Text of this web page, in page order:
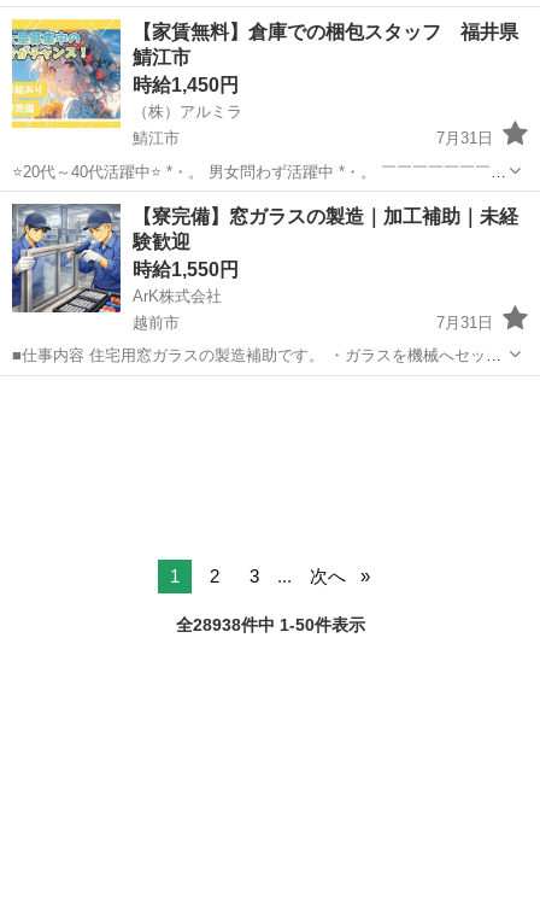
◎便利な生活備品付き♪／未経験OK《お仕事No.8A053》 お仕事につい
て チケットやラベルシールに使用される感熱紙（サーマルペーパー）
の製造マシンオペレー...
福井 坂井市 大関駅 その他
【家賃無料】倉庫での梱包スタッフ 福井県
鯖江市
時給1,450円
（株）アルミラ
鯖江市
7月31日
⭐20代～40代活躍中⭐ *・。 男女問わず活躍中 *・。 ￣￣￣￣￣￣￣￣
￣￣￣￣￣￣￣ 超カンタン作業のみなので 経験や資格は必要ナシ！
活躍中のスタッフさんも約80％が未経験からのスタート♪ 初めて...
福井 鯖江市 倉庫 スタッフ
【寮完備】窓ガラスの製造｜加工補助｜未経
験歓迎
時給1,550円
ArK株式会社
越前市
7月31日
■仕事内容 住宅用窓ガラスの製造補助です。 ・ガラスを機械へセット
・自動カット ・角の研磨チェック 安全対策万全。 ■給与 時給1550円
1 2 3 ... 次へ
全28938件中 1-50件表示